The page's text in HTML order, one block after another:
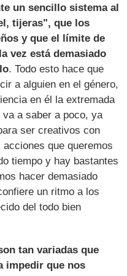
un sencillo sistema al
tijeras", que los
y que el límite de
vez está demasiado
. Todo esto hace que
a alguien en el género,
en él la extremada
a saber a poco, ya
ser creativos con
que queremos
tiempo y hay bastantes
hacer demasiado
un ritmo a los
del todo bien
tan variadas que
impedir que nos